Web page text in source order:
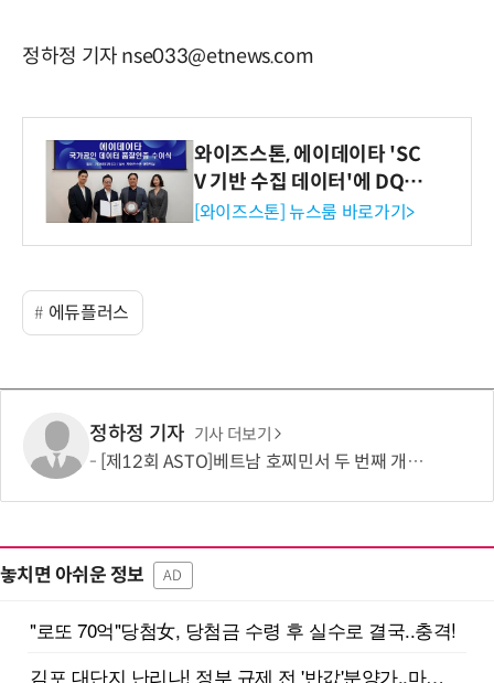
정하정 기자 nse033@etnews.com
와이즈스톤, 에이데이타 'SC
V 기반 수집 데이터'에 DQ인
증 최고 등급 수여
[와이즈스톤] 뉴스룸 바로가기>
에듀플러스
정하정 기자 기사 더보기
[제12회 ASTO]베트남 호찌민서 두 번째 개최…1635㎞ 떨어진 하노이서도 참가
놓치면 아쉬운 정보 AD